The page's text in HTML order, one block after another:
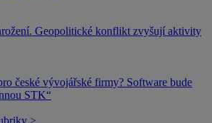
Geopolitické konflikt zvyšují aktivity
české vývojářské firmy? Software bude
STK“
>